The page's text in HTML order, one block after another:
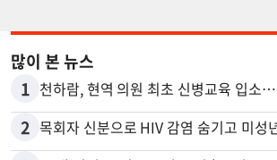
많이 본 뉴스
1
2 목회자 신분으로 HIV 감염 숨기고 미성